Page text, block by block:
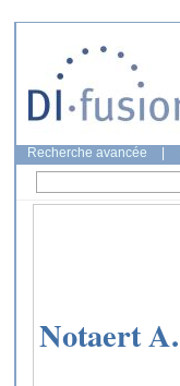
Recherche avancée
Notaert A.